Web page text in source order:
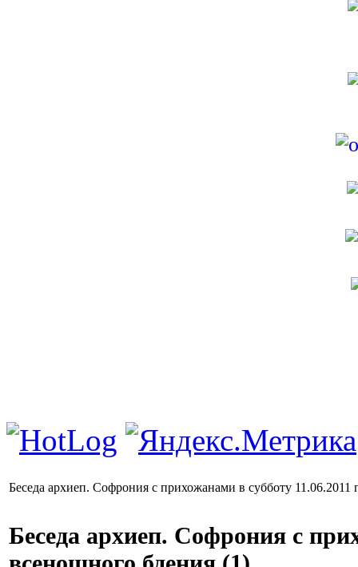
Беседа архиеп. Софрония с прихожанами в субботу 11.06.2011
Беседа архиеп. Софрония с